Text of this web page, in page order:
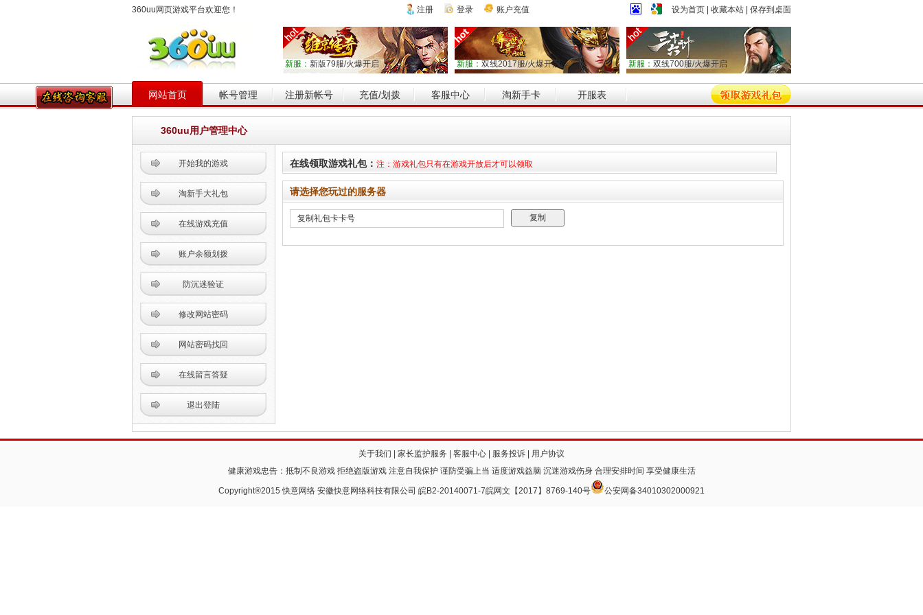
360uu网页游戏平台欢迎您！ 注册 登录 账户充值 设为首页 收藏本站 保存到桌面
新服： 新版79服/火爆开启 新服： 双线2017服/火爆开启 新服： 双线700服/火爆开启
网站首页 帐号管理 注册新帐号 充值/划拨 客服中心 淘新手卡 开服表
360uu用户管理中心
开始我的游戏
淘新手大礼包
在线游戏充值
账户余额划拨
防沉迷验证
修改网站密码
网站密码找回
在线留言答疑
退出登陆
在线领取游戏礼包： 注：游戏礼包只有在游戏开放后才可以领取
请选择您玩过的服务器
关于我们 家长监护服务 客服中心 服务投诉
用户协议
健康游戏忠告：抵制不良游戏 拒绝盗版游戏 注意自我保护 谨防受骗上当 适度游戏益脑 沉迷游戏伤身 合理安排时间 享受健康生活
Copyright®2015 快意网络 安徽快意网络科技有限公司 皖B2-20140071-7皖网文【2017】8769-140号 公安网备34010302000921